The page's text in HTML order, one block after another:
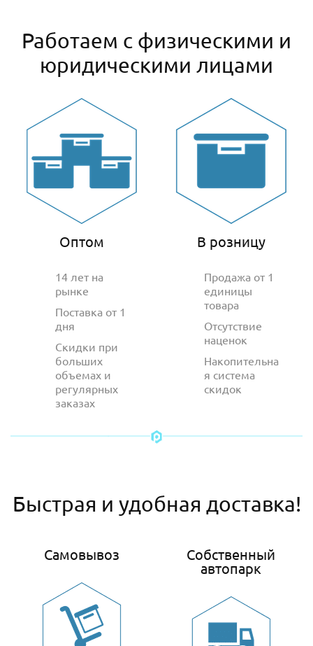
Работаем с физическими и
юридическими лицами
Оптом
14 лет на
рынке
Поставка от 1
дня
Скидки при
больших
объемах и
регулярных
заказах
В розницу
Продажа от 1
единицы
товара
Отсутствие
наценок
Накопительна
я система
скидок
Быстрая и удобная доставка!
Самовывоз
Собственный
автопарк